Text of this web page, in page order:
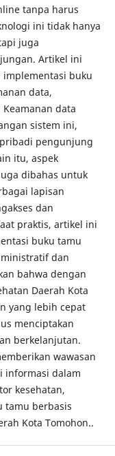
tanpa harus
ini tidak hanya
juga
Artikel ini
implementasi buku
data,
data
sistem ini,
pengunjung
itu, aspek
dibahas untuk
lapisan
dan
praktis, artikel ini
buku tamu
dan
bahwa dengan
Daerah Kota
yang lebih cepat
menciptakan
berkelanjutan.
wawasan
informasi dalam
kesehatan,
tamu berbasis
Kota Tomohon..